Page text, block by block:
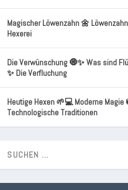
Magischer Löwenzahn 🌼 Löwenzahn
Hexerei
Die Verwünschung 🧿✨ Was sind
✨ Die Verfluchung
Heutige Hexen 🌱💻 Moderne Magie
Technologische Traditionen